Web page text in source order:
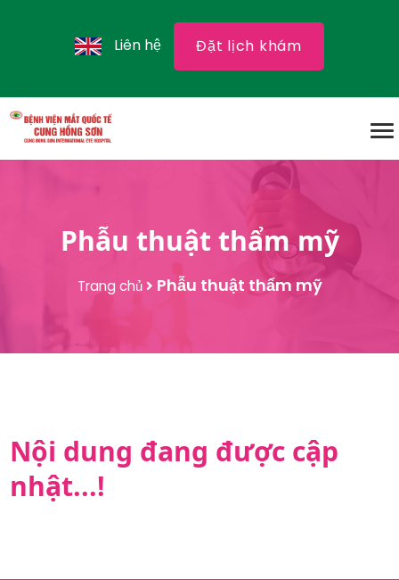
Liên hệ Đặt lịch khám
Phẫu thuật thẩm mỹ
Trang chủ Phẫu thuật thẩm mỹ
Nội dung đang được cập
nhật...!